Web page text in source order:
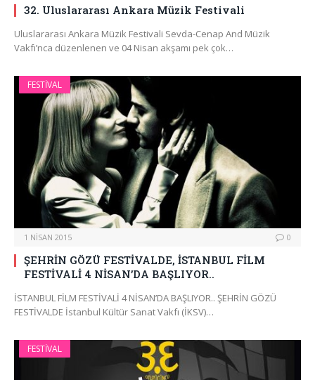
32. Uluslararası Ankara Müzik Festivali
Uluslararası Ankara Müzik Festivali Sevda-Cenap And Müzik
Vakfı’nca düzenlenen ve 04 Nisan akşamı pek çok…
FESTIVAL
1 NISAN 2015 0
ŞEHRİN GÖZÜ FESTİVALDE, İSTANBUL FİLM
FESTİVALİ 4 NİSAN’DA BAŞLIYOR..
İSTANBUL FİLM FESTİVALİ 4 NİSAN’DA BAŞLIYOR.. ŞEHRİN GÖZÜ
FESTİVALDE İstanbul Kültür Sanat Vakfı (İKSV)…
FESTIVAL